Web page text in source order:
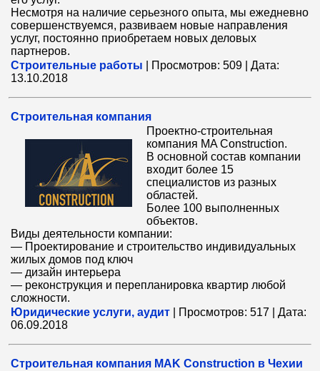
Несмотря на наличие серьезного опыта, мы ежедневно
совершенствуемся, развиваем новые направления
услуг, постоянно приобретаем новых деловых
партнеров.
Строительные работы
Просмотров: 509
Дата:
13.10.2018
Cтроительная компания
Проектно-строительная
компания MA Construction.
В основной состав компании
входит более 15
специалистов из разных
областей.
Более 100 выполненных
объектов.
Виды деятельности компании:
— Проектирование и строительство индивидуальных
жилых домов под ключ
— дизайн интерьера
— реконструкция и перепланировка квартир любой
сложности.
Юридические услуги, аудит
Просмотров: 517
Дата:
06.09.2018
Cтроительная компания MAK Construction в Чехии